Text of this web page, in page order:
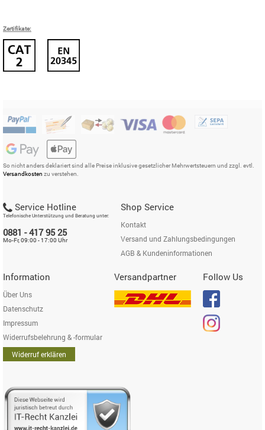
Zertifikate:
So nicht anders deklariert sind alle Preise inklusive gesetzlicher Mehrwertsteuern und zzgl. evtl.
Versandkosten zu verstehen.
Service Hotline
Telefonische Unterstützung und Beratung unter:
0881 - 417 95 25
Mo-Fr, 09:00 - 17:00 Uhr
Shop Service
Kontakt
Versand und Zahlungsbedingungen
AGB & Kundeninformationen
Information
Über Uns
Datenschutz
Impressum
Widerrufsbelehrung & -formular
Widerruf erklären
Versandpartner Follow Us